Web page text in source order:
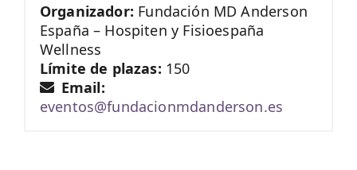
Organizador: Fundación MD Anderson
España – Hospiten y Fisioespaña
Wellness
Límite de plazas: 150
Email:
eventos@fundacionmdanderson.es